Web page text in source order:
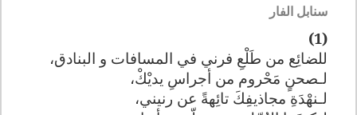
سنابل الفار
(1)
للضائِع من طَلْعِ فرني في المسافات و البنادق،
لـصحنٍ مَحْروم من أجراسِ يديْكْ،
لـنهْدَةِ مجاذيفِكَ تائِهةً عن رنيني،